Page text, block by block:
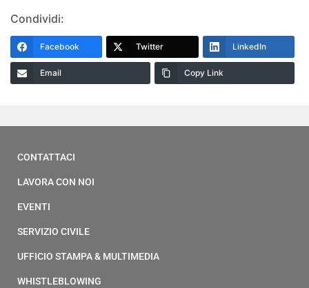
Condividi:
Facebook Twitter LinkedIn
Email Copy Link
CONTATTACI
LAVORA CON NOI
EVENTI
SERVIZIO CIVILE
UFFICIO STAMPA & MULTIMEDIA
WHISTLEBLOWING